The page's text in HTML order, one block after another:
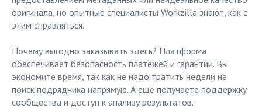
оригинала, но опытные специалисты Workzilla знают, как с
этим справляться.
Почему выгодно заказывать здесь? Платформа
обеспечивает безопасность платежей и гарантии. Вы
экономите время, так как не надо тратить недели на
поиск подрядчика напрямую. А ещё получаете поддержку
сообщества и доступ к анализу результатов.